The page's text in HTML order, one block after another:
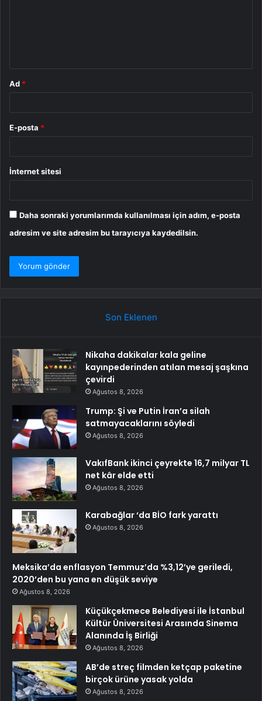
Ad *
E-posta *
İnternet sitesi
Daha sonraki yorumlarımda kullanılması için adım, e-posta
adresim ve site adresim bu tarayıcıya kaydedilsin.
Son Eklenen
Nikaha dakikalar kala geline
kayınpederinden atılan mesaj şaşkına
çevirdi
Ağustos 8, 2026
Trump: Şi ve Putin İran’a silah
satmayacaklarını söyledi
Ağustos 8, 2026
VakıfBank ikinci çeyrekte 16,7 milyar TL
net kâr elde etti
Ağustos 8, 2026
Karabağlar ‘da BİO fark yarattı
Ağustos 8, 2026
Meksika’da enflasyon Temmuz’da %3,12’ye geriledi,
2020’den bu yana en düşük seviye
Ağustos 8, 2026
Küçükçekmece Belediyesi ile İstanbul
Kültür Üniversitesi Arasında Sinema
Alanında İş Birliği
Ağustos 8, 2026
AB’de streç filmden ketçap paketine
birçok ürüne yasak yolda
Ağustos 8, 2026